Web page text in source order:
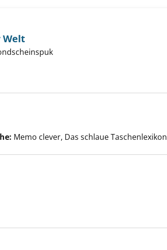
Welt anzeigen
Welt
Memo clever, Das schlaue Taschenlexikon